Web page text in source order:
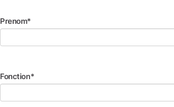
Prenom*
Fonction*